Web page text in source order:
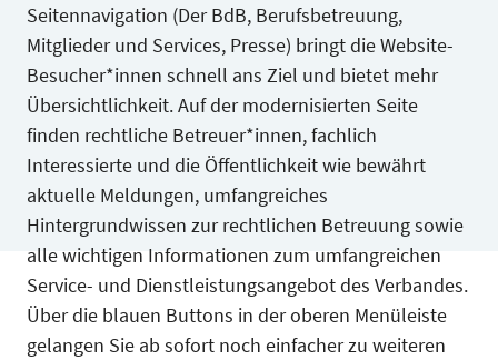
Seitennavigation (Der BdB, Berufsbetreuung,
Mitglieder und Services, Presse) bringt die Website-
Besucher*innen schnell ans Ziel und bietet mehr
Übersichtlichkeit. Auf der modernisierten Seite
finden rechtliche Betreuer*innen, fachlich
Interessierte und die Öffentlichkeit wie bewährt
aktuelle Meldungen, umfangreiches
Hintergrundwissen zur rechtlichen Betreuung sowie
alle wichtigen Informationen zum umfangreichen
Service- und Dienstleistungsangebot des Verbandes.
Über die blauen Buttons in der oberen Menüleiste
gelangen Sie ab sofort noch einfacher zu weiteren